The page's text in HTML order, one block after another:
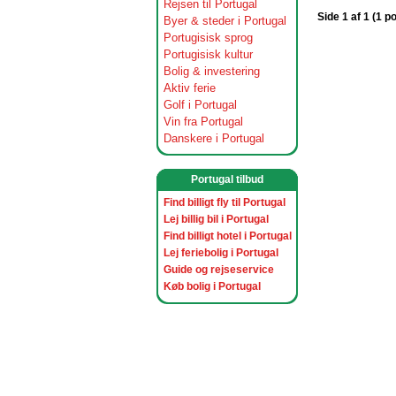
Rejsen til Portugal
Byer & steder i Portugal
Portugisisk sprog
Portugisisk kultur
Bolig & investering
Aktiv ferie
Golf i Portugal
Vin fra Portugal
Danskere i Portugal
Portugal tilbud
Find billigt fly til Portugal
Lej billig bil i Portugal
Find billigt hotel i Portugal
Lej feriebolig i Portugal
Guide og rejseservice
Køb bolig i Portugal
Side 1 af 1 (1